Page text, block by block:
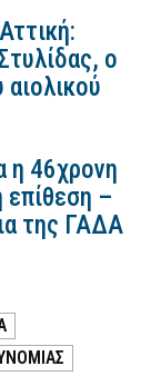
ο
αιολικού
η 46χρονη
επίθεση –
της ΓΑΔΑ